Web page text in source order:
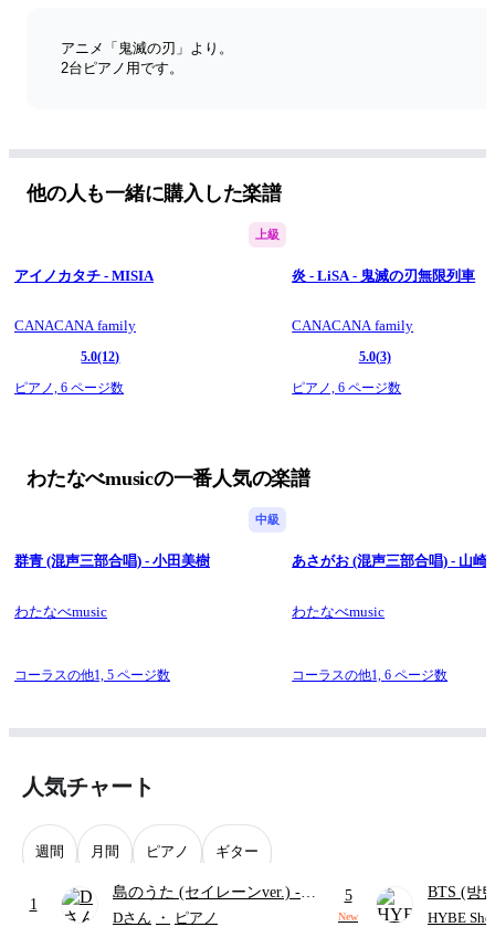
アニメ「鬼滅の刃」より。
2台ピアノ用です。
他の人も一緒に購入した楽譜
上級
アイノカタチ - MISIA
CANACANA family
5.0(12)
ピアノ, 6 ページ数
炎 - LiSA - 鬼滅の刃無限列車
CANACANA family
5.0(3)
ピアノ,6 ページ数
わたなべmusicの一番人気の楽譜
中級
群青 (混声三部合唱) - 小田美樹
わたなべmusic
コーラスの他1, 5 ページ数
あさがお (混声三部合唱) - 山崎
わたなべmusic
コーラスの他1,6 ページ数
人気チャート
週間 月間 ピアノ ギター
1
島のうた (セイレーンver.) -
セイレーン(CV.鈴木みのり)
Dさん ・ ピアノ
5
New
BTS (방
HYBE